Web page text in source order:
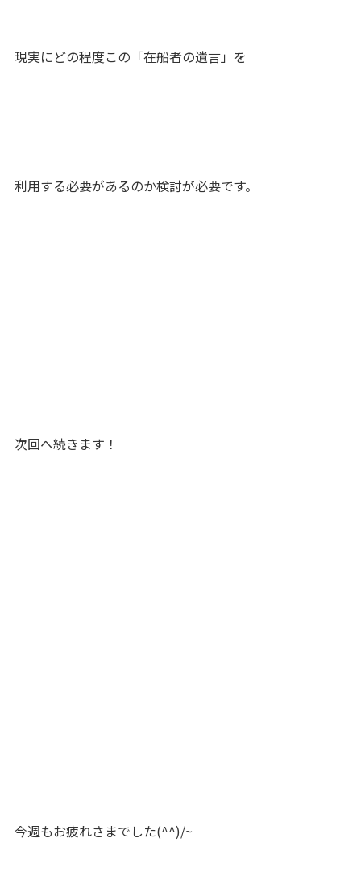
現実にどの程度この「在船者の遺言」を
利用する必要があるのか検討が必要です。
次回へ続きます！
今週もお疲れさまでした(^^)/~